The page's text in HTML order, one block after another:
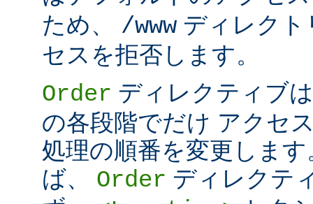
ため、 /www ディレク
セスを拒否します。
Order ディレクティブ
の各段階でだけ アクセ
処理の順番を変更しま
ば、 Order ディレクテ